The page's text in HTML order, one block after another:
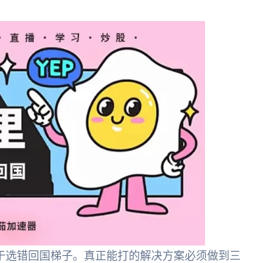
错回国梯子。真正能打的解决方案必须做到三